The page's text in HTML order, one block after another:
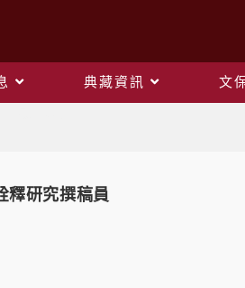
典藏資訊 文
釋研究撰稿員